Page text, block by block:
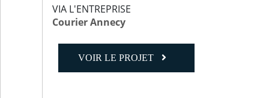
VIA L'ENTREPRISE
Courier Annecy
VOIR LE PROJET